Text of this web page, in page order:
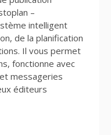
–
intelligent
de la planification
Il vous permet
fonctionne avec
messageries
éditeurs